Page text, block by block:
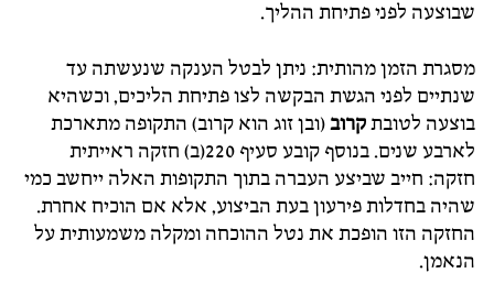
שבוצעה לפני פתיחת ההליך.
מסגרת הזמן מהותית: ניתן לבטל הענקה שנעשתה עד
שנתיים לפני הגשת הבקשה לצו פתיחת הליכים, וכשהיא
בוצעה לטובתקרוב(ובן זוג הוא קרוב) התקופה מתארכת
לארבע שנים. בנוסף קובע סעיף 220(ב) חזקה ראייתית
חזקה: חייב שביצע העברה בתוך התקופות האלה ייחשב כמי
שהיה בחדלות פירעון בעת הביצוע, אלא אם הוכיח אחרת.
החזקה הזו הופכת את נטל ההוכחה ומקלה משמעותית על
הנאמן.